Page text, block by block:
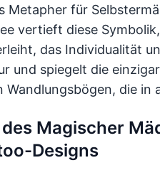
Metapher für
vertieft diese
das Individualität
und spiegelt die
Wandlungsbögen, die in
Magischer
Designs